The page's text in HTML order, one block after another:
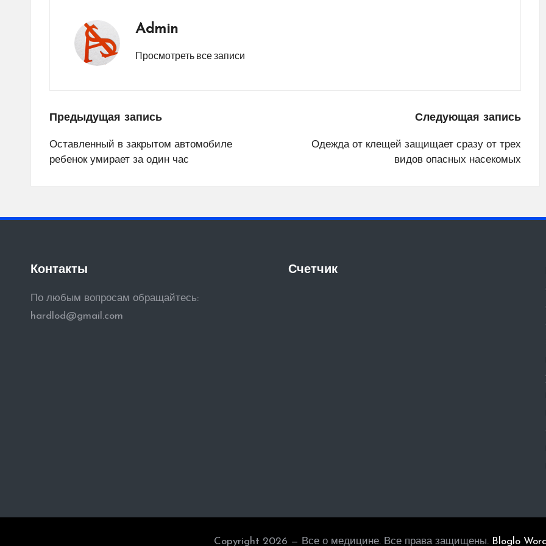
Admin
Просмотреть все записи
Навигация
по
Предыдущая запись
Оставленный в закрытом автомобиле
ребенок умирает за один час
Следующая запись
Одежда от клещей защищает сразу от трех
видов опасных насекомых
Контакты
По любым вопросам обращайтесь:
hardlod@gmail.com
Счетчик
Copyright 2026 — Все о медицине. Все права защищены. Bloglo